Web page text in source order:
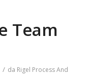
Team
/ da Rigel Process And